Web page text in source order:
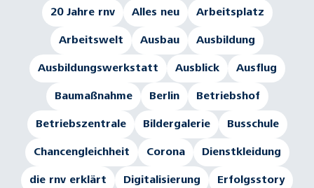
20 Jahre rnv Alles neu Arbeitsplatz
Arbeitswelt Ausbau Ausbildung
Ausbildungswerkstatt Ausblick Ausflug
Baumaßnahme Berlin Betriebshof
Betriebszentrale Bildergalerie Busschule
Chancengleichheit Corona Dienstkleidung
die rnv erklärt Digitalisierung Erfolgsstory